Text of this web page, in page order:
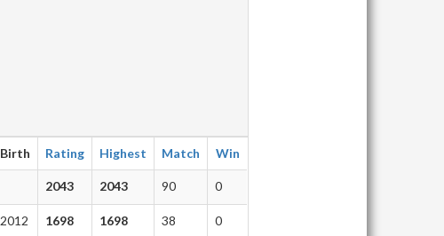
Birth Rating Highest Match Win
2043 2043 90 0
2012 1698 1698 38 0